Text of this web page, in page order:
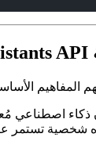
بتعليمات
المحادثات.